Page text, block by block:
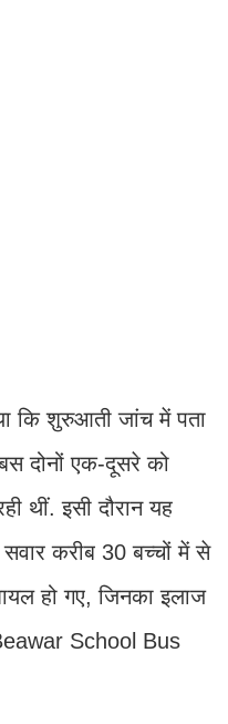
कि शुरुआती जांच में पता
दोनों एक-दूसरे को
थीं. इसी दौरान यह
करीब 30 बच्चों में से
हो गए, जिनका इलाज
School Bus